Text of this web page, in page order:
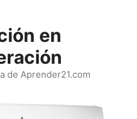
en
de Aprender21.com